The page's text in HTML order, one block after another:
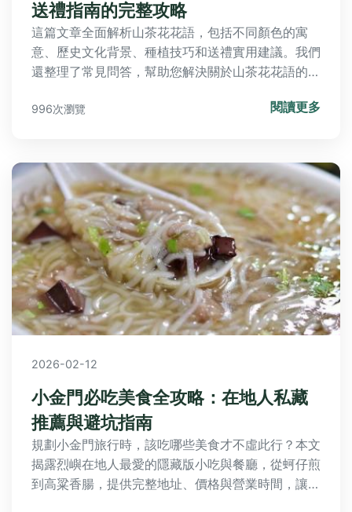
送禮指南的完整攻略
這篇文章全面解析山茶花花語，包括不同顏色的寓
意、歷史文化背景、種植技巧和送禮實用建議。我們
還整理了常見問答，幫助您解決關於山茶花花語的所
有價值的資訊。
996次瀏覽 閱讀更多
2026-02-12
小金門必吃美食全攻略：在地人私藏
推薦與避坑指南
規劃小金門旅行時，該吃哪些美食才不虛此行？本文
揭露烈嶼在地人最愛的隱藏版小吃與餐廳，從蚵仔煎
到高粱香腸，提供完整地址、價格與營業時間，讓你